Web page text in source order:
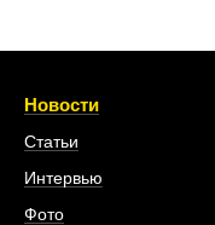
Новости
Статьи
Интервью
Фото